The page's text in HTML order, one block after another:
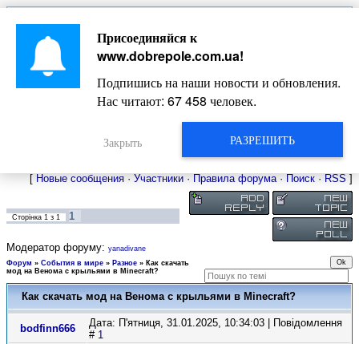
Главная
Новости
Довідкова
Фото
Оголошення
Видео
Жизнь Добропольского края
[ Новые сообщения · Участники · Правила форума· Поиск · RSS ]
Сторінка 1 з 1 1
Модератор форуму: yanadivane
Форум » События в мире » Разное » Как скачать
мод на Венома с крыльями в Minecraft?
Как скачать мод на Венома с крыльями в Minecraft?
bodfinn666
Дата: П'ятниця, 31.01.2025, 10:34:03 | Повідомлення
# 1
Присоединяйся к
www.dobrepole.com.ua!
Подпишись на наши новости и обновления.
Нас читают: 67 458 человек.
РАЗРЕШИТЬ
Закрыть